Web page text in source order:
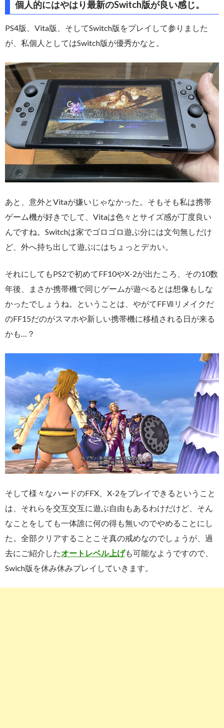
個人的にはやはり最新のSwitch版が良い感じ。
PS4版、Vita版、そしてSwitch版をプレイして参りました
が、私個人としてはSwitch版が優秀かなと。
あと、意外とVitaが嫌いじゃなかった。そもそも私は携帯
ゲーム機が好きでして、Vitaは色々とサイズ感が丁度良い
んですね。Switchは家でゴロゴロ遊ぶ分には文句無しだけ
ど、外へ持ち出して遊ぶにはちょっとデカい。
それにしてもPS2で初めてFF10やX-2が出たころ、その10数
年後、まさか携帯機で同じゲームが遊べるとは想像もしな
かったでしょうね。ということは、やがてFFⅦリメイクだ
のFF15だのがスマホや新しい携帯機に移植される日が来る
かも…？
そして様々なハードのFFX、X-2をプレイできるということ
は、それらを交互交互に遊ぶ自由もあるわけだけど、そん
なことをしても一体誰に何の得も無いのでやめることにし
た。全部クリアすることこそ真の戒めなのでしょうが、過
去にご紹介したオートレベル上げも可能なようですので、
Swich版を休み休みプレイしていきます。